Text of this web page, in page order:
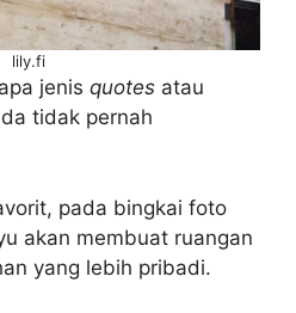
lily.fi
jenis quotes atau
tidak pernah
pada bingkai foto
akan membuat ruangan
yang lebih pribadi.